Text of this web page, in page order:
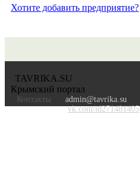
Хотите добавить предприятие?
TAVRIKA.SU
Крымский портал
Контакты
admin@tavrika.su
vk.com/id271481405